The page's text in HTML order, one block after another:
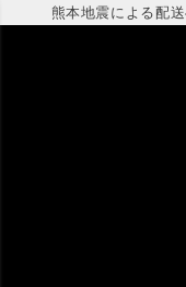
熊本地震による配